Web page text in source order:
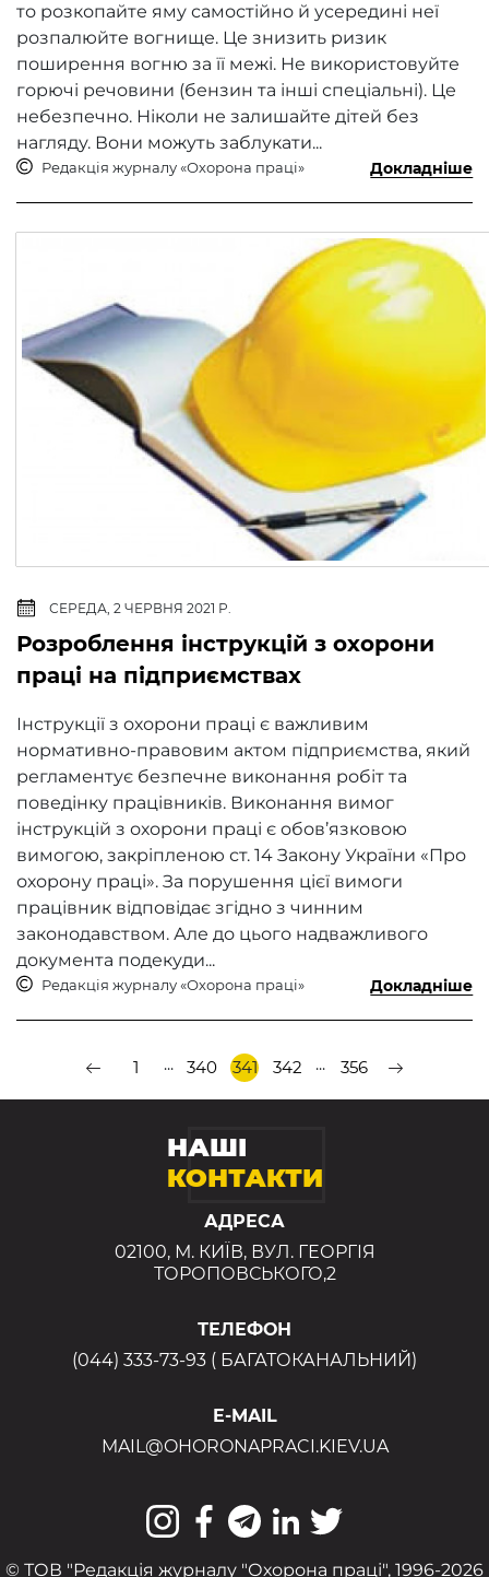
то розкопайте яму самостійно й усередині неї
розпалюйте вогнище. Це знизить ризик
поширення вогню за її межі. Не використовуйте
горючі речовини (бензин та інші спеціальні). Це
небезпечно. Ніколи не залишайте дітей без
нагляду. Вони можуть заблукати...
Редакція журналу «Охорона праці» Докладніше
СЕРЕДА, 2 ЧЕРВНЯ 2021 Р.
Розроблення інструкцій з охорони
праці на підприємствах
Інструкції з охорони праці є важливим
нормативно-правовим актом підприємства, який
регламентує безпечне виконання робіт та
поведінку працівників. Виконання вимог
інструкцій з охорони праці є обов’язковою
вимогою, закріпленою ст. 14 Закону України «Про
охорону праці». За порушення цієї вимоги
працівник відповідає згідно з чинним
законодавством. Але до цього надважливого
документа подекуди...
Редакція журналу «Охорона праці» Докладніше
1 ... 340 341 342 ... 356
НАШІ
КОНТАКТИ
АДРЕСА
02100, М. КИЇВ, ВУЛ. ГЕОРГІЯ
ТОРОПОВСЬКОГО,2
ТЕЛЕФОН
(044) 333-73-93 ( БАГАТОКАНАЛЬНИЙ)
E-MAIL
MAIL@OHORONAPRACI.KIEV.UA
© ТОВ "Редакція журналу "Охорона праці", 1996-2026